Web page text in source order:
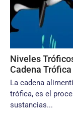
Niveles
Cadena Trófica
La cadena
trófica, es el
sustancias...